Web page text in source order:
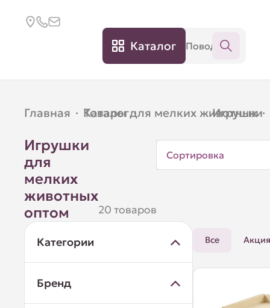
Каталог
Главная · Каталог ·
Товары для мелких животных ·
Игрушки
Игрушки
для
мелких
животных
оптом
20 товаров
Сортировка
Категории
Бренд
Все